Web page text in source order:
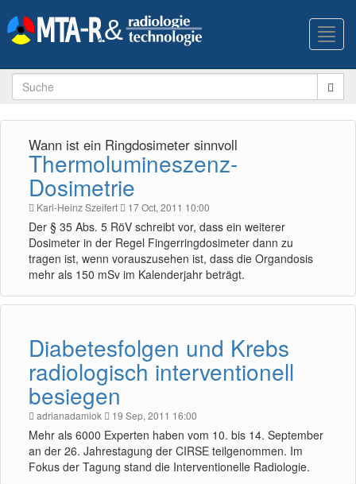
Wann ist ein Ringdosimeter sinnvoll
Thermolumineszenz-
Dosimetrie
Karl-Heinz Szeifert 17 Oct, 2011 10:00
Der § 35 Abs. 5 RöV schreibt vor, dass ein weiterer
Dosimeter in der Regel Fingerringdosimeter dann zu
tragen ist, wenn vorauszusehen ist, dass die Organdosis
mehr als 150 mSv im Kalenderjahr beträgt.
Diabetesfolgen und Krebs
radiologisch interventionell
besiegen
adrianadamiok 19 Sep, 2011 16:00
Mehr als 6000 Experten haben vom 10. bis 14. September
an der 26. Jahrestagung der CIRSE teilgenommen. Im
Fokus der Tagung stand die Interventionelle Radiologie.